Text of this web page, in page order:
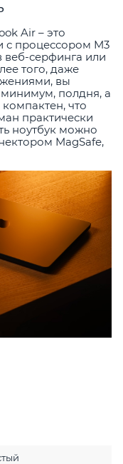
Air – это
с процессором M3
веб-серфинга или
того, даже
вы
полдня, а
что
практически
ноутбук можно
MagSafe,